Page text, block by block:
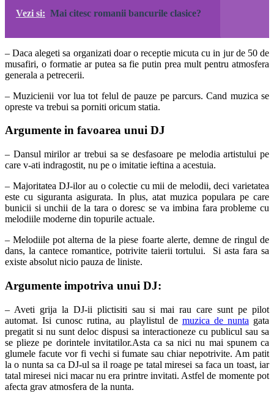
Vezi si: Mai citesc romanii bancurile clasice?
– Daca alegeti sa organizati doar o receptie micuta cu in jur de 50 de
musafiri, o formatie ar putea sa fie putin prea mult pentru atmosfera
generala a petrecerii.
– Muzicienii vor lua tot felul de pauze pe parcurs. Cand muzica se
opreste va trebui sa porniti oricum statia.
Argumente in favoarea unui DJ
– Dansul mirilor ar trebui sa se desfasoare pe melodia artistului pe
care v-ati indragostit, nu pe o imitatie ieftina a acestuia.
– Majoritatea DJ-ilor au o colectie cu mii de melodii, deci varietatea
este cu siguranta asigurata. In plus, atat muzica populara pe care
bunicii si unchii de la tara o doresc se va imbina fara probleme cu
melodiile moderne din topurile actuale.
– Melodiile pot alterna de la piese foarte alerte, demne de ringul de
dans, la cantece romantice, potrivite taierii tortului. Si asta fara sa
existe absolut nicio pauza de liniste.
Argumente impotriva unui DJ:
– Aveti grija la DJ-ii plictisiti sau si mai rau care sunt pe pilot
automat. Isi cunosc rutina, au playlistul de muzica de nunta gata
pregatit si nu sunt deloc dispusi sa interactioneze cu publicul sau sa
se plieze pe dorintele invitatilor.Asta ca sa nici nu mai spunem ca
glumele facute vor fi vechi si fumate sau chiar nepotrivite. Am patit
la o nunta sa ca DJ-ul sa il roage pe tatal miresei sa faca un toast, iar
tatal miresei nici macar nu era printre invitati. Astfel de momente pot
afecta grav atmosfera de la nunta.